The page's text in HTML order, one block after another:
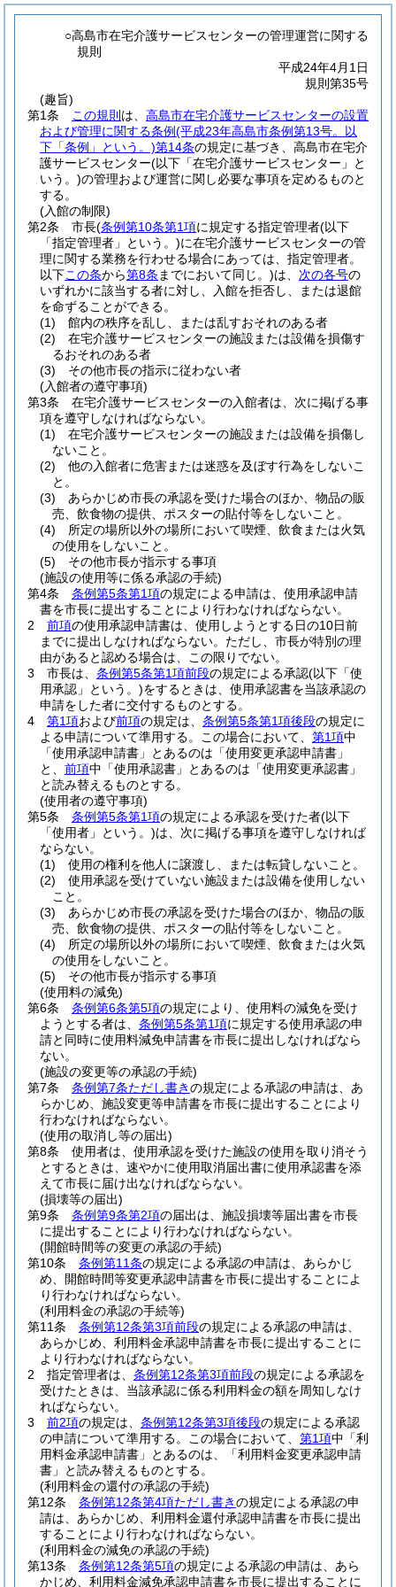
○高島市在宅介護サービスセンターの管理運営に関する
規則
平成24年4月1日
規則第35号
(趣旨)
第1条
この規則 は、 高島市在宅介護サービスセンターの設置
および管理に関する条例(平成23年高島市条例第13号。以
下「条例」という。)第14条の規定に基づき、高島市在宅介
護サービスセンター(以下「在宅介護サービスセンター」と
いう。)の管理および運営に関し必要な事項を定めるものと
する。
(入館の制限)
第2条
市長(条例第10条第1項に規定する指定管理者(以下
「指定管理者」という。)に在宅介護サービスセンターの管
理に関する業務を行わせる場合にあっては、指定管理者。
以下この条から第8条 までにおいて同じ。)は、 次の各号の
いずれかに該当する者に対し、入館を拒否し、または退館
を命ずることができる。
(1)
館内の秩序を乱し、または乱すおそれのある者
(2)
在宅介護サービスセンターの施設または設備を損傷す
るおそれのある者
(3)
その他市長の指示に従わない者
(入館者の遵守事項)
第3条
在宅介護サービスセンターの入館者は、次に掲げる事
項を遵守しなければならない。
(1)
在宅介護サービスセンターの施設または設備を損傷し
ないこと。
(2)
他の入館者に危害または迷惑を及ぼす行為をしないこ
と。
(3)
あらかじめ市長の承認を受けた場合のほか、物品の販
売、飲食物の提供、ポスターの貼付等をしないこと。
(4)
所定の場所以外の場所において喫煙、飲食または火気
の使用をしないこと。
(5)
その他市長が指示する事項
(施設の使用等に係る承認の手続)
第4条
条例第5条第1項の規定による申請は、使用承認申請
書を市長に提出することにより行わなければならない。
2
前項の使用承認申請書は、使用しようとする日の10日前
までに提出しなければならない。 ただし、市長が特別の理
由があると認める場合は、この限りでない。
3
市長は、 条例第5条第1項前段の規定による承認(以下「使
用承認」という。)をするときは、使用承認書を当該承認の
申請をした者に交付するものとする。
4
第1項および前項の規定は、 条例第5条第1項後段の規定に
よる申請について準用する。
この場合において、 第1項中
「使用承認申請書」とあるのは「使用変更承認申請書」
と、 前項中「使用承認書」とあるのは「使用変更承認書」
と読み替えるものとする。
(使用者の遵守事項)
第5条
条例第5条第1項の規定による承認を受けた者(以下
「使用者」という。)は、次に掲げる事項を遵守しなければ
ならない。
(1)
使用の権利を他人に譲渡し、または転貸しないこと。
(2)
使用承認を受けていない施設または設備を使用しない
こと。
(3)
あらかじめ市長の承認を受けた場合のほか、物品の販
売、飲食物の提供、ポスターの貼付等をしないこと。
(4)
所定の場所以外の場所において喫煙、飲食または火気
の使用をしないこと。
(5)
その他市長が指示する事項
(使用料の減免)
第6条
条例第6条第5項の規定により、使用料の減免を受け
ようとする者は、 条例第5条第1項に規定する使用承認の申
請と同時に使用料減免申請書を市長に提出しなければなら
ない。
(施設の変更等の承認の手続)
第7条
条例第7条ただし書きの規定による承認の申請は、あ
らかじめ、施設変更等申請書を市長に提出することにより
行わなければならない。
(使用の取消し等の届出)
第8条
使用者は、使用承認を受けた施設の使用を取り消そう
とするときは、速やかに使用取消届出書に使用承認書を添
えて市長に届け出なければならない。
(損壊等の届出)
第9条
条例第9条第2項の届出は、施設損壊等届出書を市長
に提出することにより行わなければならない。
(開館時間等の変更の承認の手続)
第10条
条例第11条の規定による承認の申請は、あらかじ
め、開館時間等変更承認申請書を市長に提出することによ
り行わなければならない。
(利用料金の承認の手続等)
第11条
条例第12条第3項前段の規定による承認の申請は、
あらかじめ、利用料金承認申請書を市長に提出することに
より行わなければならない。
2
指定管理者は、 条例第12条第3項前段の規定による承認を
受けたときは、当該承認に係る利用料金の額を周知しなけ
ればならない。
3
前2項の規定は、 条例第12条第3項後段の規定による承認
の申請について準用する。
この場合において、 第1項中「利
用料金承認申請書」とあるのは、「利用料金変更承認申請
書」と読み替えるものとする。
(利用料金の還付の承認の手続)
第12条
条例第12条第4項ただし書きの規定による承認の申
請は、あらかじめ、利用料金還付承認申請書を市長に提出
することにより行わなければならない。
(利用料金の減免の承認の手続)
第13条
条例第12条第5項の規定による承認の申請は、あら
かじめ、利用料金減免承認申請書を市長に提出することに